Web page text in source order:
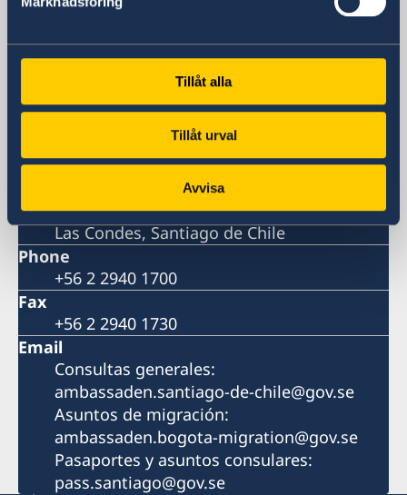
Tillåt alla
Tillåt urval
Avvisa
Las Condes, Santiago de Chile
(Metro más cercano: Tobalaba o El Golf)
Postal address
Embajada de Suecia
Av. Apoquindo 2929, Oficina 300
Las Condes, Santiago de Chile
Phone
+56 2 2940 1700
Fax
+56 2 2940 1730
Email
Consultas generales:
ambassaden.santiago-de-chile@gov.se
Asuntos de migración:
ambassaden.bogota-migration@gov.se
Pasaportes y asuntos consulares:
pass.santiago@gov.se